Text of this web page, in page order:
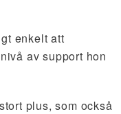
enkelt att
av support hon
plus, som också